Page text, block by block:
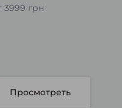
3999 грн
Просмотреть